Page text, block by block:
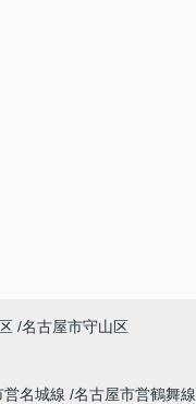
名古屋市守山区
名城線 名古屋市営鶴舞線